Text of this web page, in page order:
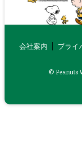
会社案内 プライ
© Peanuts